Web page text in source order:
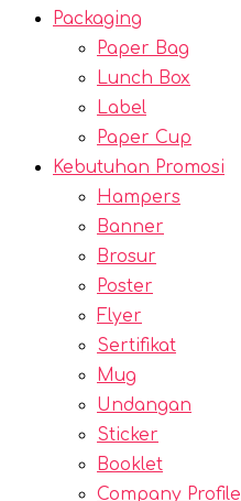
Packaging
Paper Bag
Lunch Box
Label
Paper Cup
Kebutuhan Promosi
Hampers
Banner
Brosur
Poster
Flyer
Sertifikat
Mug
Undangan
Sticker
Booklet
Company Profile